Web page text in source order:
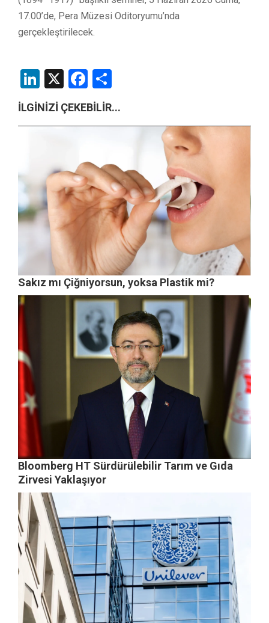
17.00’de, Pera Müzesi Oditoryumu’nda
gerçekleştirilecek.
LinkedIn
X Facebook
İLGİNİZİ ÇEKEBİLİR...
Sakız mı Çiğniyorsun, yoksa Plastik mi?
Bloomberg HT Sürdürülebilir Tarım ve Gıda
Zirvesi Yaklaşıyor